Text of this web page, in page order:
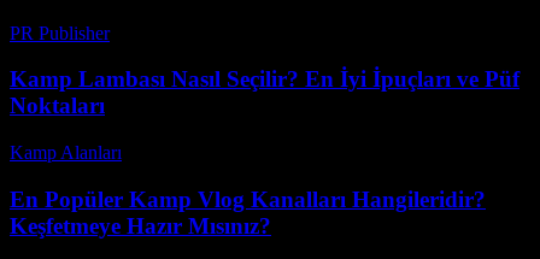
PR Publisher-
Kamp Lambası Nasıl Seçilir? En İyi İpuçları ve Püf
Noktaları
Kamp Alanları
En Popüler Kamp Vlog Kanalları Hangileridir?
Keşfetmeye Hazır Mısınız?